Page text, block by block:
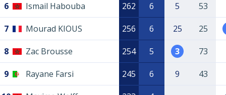
6 Ismail Habouba 262 6 5 53
7 Mourad KIOUS 256 6 25 25
8 Zac Brousse 254 5 3 73
9 Rayane Farsi 245 6 9 43